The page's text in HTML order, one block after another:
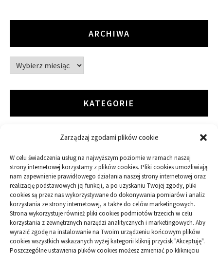
Zarządzaj zgodami plików cookie
W celu świadczenia usług na najwyższym poziomie w ramach naszej
strony internetowej korzystamy z plików cookies. Pliki cookies umożliwiają
nam zapewnienie prawidłowego działania naszej strony internetowej oraz
realizację podstawowych jej funkcji, a po uzyskaniu Twojej zgody, pliki
cookies są przez nas wykorzystywane do dokonywania pomiarów i analiz
korzystania ze strony internetowej, a także do celów marketingowych.
Strona wykorzystuje również pliki cookies podmiotów trzecich w celu
korzystania z zewnętrznych narzędzi analitycznych i marketingowych. Aby
wyrazić zgodę na instalowanie na Twoim urządzeniu końcowym plików
cookies wszystkich wskazanych wyżej kategorii kliknij przycisk "Akceptuję".
Poszczególne ustawienia plików cookies możesz zmieniać po kliknięciu
ARCHIWA
Archiwa
KATEGORIE
ARTYKUŁ SPONSOROWANY
Budowa
Dom
Ogród
Przemysł